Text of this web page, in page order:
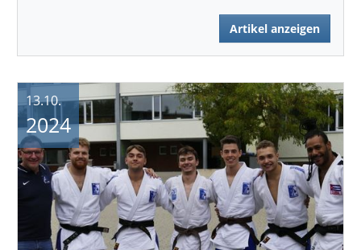
Artikel anzeigen
13.10.
2024